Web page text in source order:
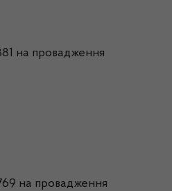
на провадження
на провадження